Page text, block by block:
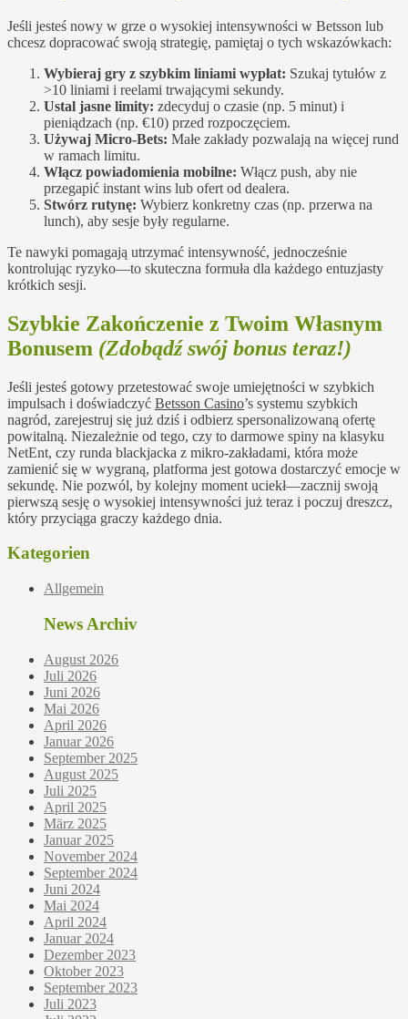
Jeśli jesteś nowy w grze o wysokiej intensywności w Betsson lub
chcesz dopracować swoją strategię, pamiętaj o tych wskazówkach:
Wybieraj gry z szybkim liniami wypłat: Szukaj tytułów z
>10 liniami i reelami trwającymi sekundy.
Ustal jasne limity: zdecyduj o czasie (np. 5 minut) i
pieniądzach (np. €10) przed rozpoczęciem.
Używaj Micro-Bets: Małe zakłady pozwalają na więcej rund
w ramach limitu.
Włącz powiadomienia mobilne: Włącz push, aby nie
przegapić instant wins lub ofert od dealera.
Stwórz rutynę: Wybierz konkretny czas (np. przerwa na
lunch), aby sesje były regularne.
Te nawyki pomagają utrzymać intensywność, jednocześnie
kontrolując ryzyko—to skuteczna formuła dla każdego entuzjasty
krótkich sesji.
Szybkie Zakończenie z Twoim Własnym
Bonusem (Zdobądź swój bonus teraz!)
Jeśli jesteś gotowy przetestować swoje umiejętności w szybkich
impulsach i doświadczyć Betsson Casino’s systemu szybkich
nagród, zarejestruj się już dziś i odbierz spersonalizowaną ofertę
powitalną. Niezależnie od tego, czy to darmowe spiny na klasyku
NetEnt, czy runda blackjacka z mikro‑zakładami, która może
zamienić się w wygraną, platforma jest gotowa dostarczyć emocje w
sekundę. Nie pozwól, by kolejny moment uciekł—zacznij swoją
pierwszą sesję o wysokiej intensywności już teraz i poczuj dreszcz,
który przyciąga graczy każdego dnia.
Kategorien
Allgemein
News Archiv
August 2026
Juli 2026
Juni 2026
Mai 2026
April 2026
Januar 2026
September 2025
August 2025
Juli 2025
April 2025
März 2025
Januar 2025
November 2024
September 2024
Juni 2024
Mai 2024
April 2024
Januar 2024
Dezember 2023
Oktober 2023
September 2023
Juli 2023